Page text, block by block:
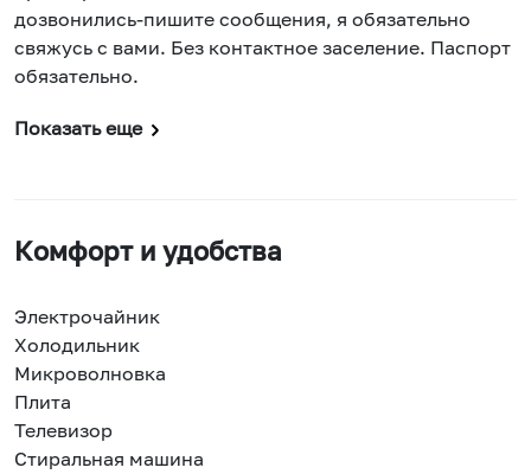
дозвонились-пишите сообщения, я обязательно
свяжусь с вами. Без контактное заселение. Паспорт
обязательно.
Показать еще
Комфорт и удобства
Электрочайник
Холодильник
Микроволновка
Плита
Телевизор
Стиральная машина